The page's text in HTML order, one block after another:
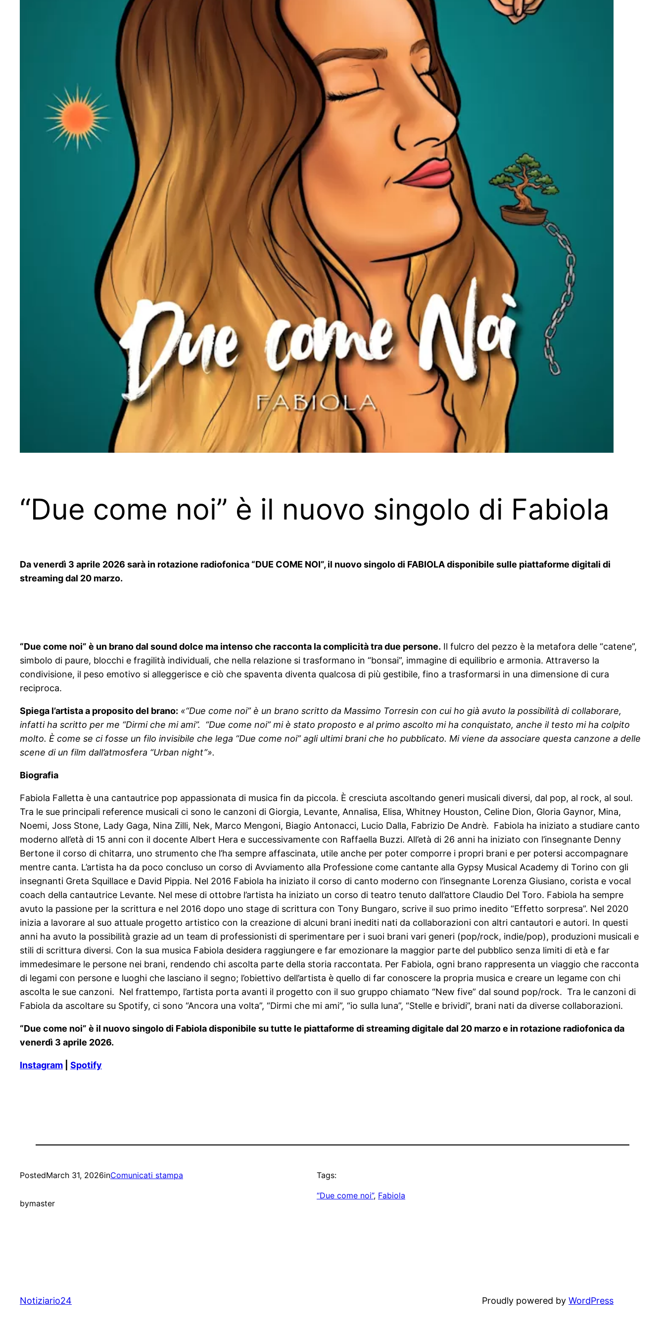
“Due come noi” è il nuovo singolo di Fabiola
Da venerdì 3 aprile 2026 sarà in rotazione radiofonica “DUE COME NOI”, il nuovo singolo di FABIOLA disponibile sulle piattaforme digitali di
streaming dal 20 marzo.
“Due come noi” è un brano dal sound dolce ma intenso che racconta la complicità tra due persone. Il fulcro del pezzo è la metafora delle “catene”,
simbolo di paure, blocchi e fragilità individuali, che nella relazione si trasformano in “bonsai”, immagine di equilibrio e armonia. Attraverso la
condivisione, il peso emotivo si alleggerisce e ciò che spaventa diventa qualcosa di più gestibile, fino a trasformarsi in una dimensione di cura
reciproca.
Spiega l’artista a proposito del brano: «“Due come noi” è un brano scritto da Massimo Torresin con cui ho già avuto la possibilità di collaborare,
infatti ha scritto per me “Dirmi che mi ami”. “Due come noi” mi è stato proposto e al primo ascolto mi ha conquistato, anche il testo mi ha colpito
molto. È come se ci fosse un filo invisibile che lega “Due come noi” agli ultimi brani che ho pubblicato. Mi viene da associare questa canzone a delle
scene di un film dall’atmosfera “Urban night”».
Biografia
Fabiola Falletta è una cantautrice pop appassionata di musica fin da piccola. È cresciuta ascoltando generi musicali diversi, dal pop, al rock, al soul.
Tra le sue principali reference musicali ci sono le canzoni di Giorgia, Levante, Annalisa, Elisa, Whitney Houston, Celine Dion, Gloria Gaynor, Mina,
Noemi, Joss Stone, Lady Gaga, Nina Zilli, Nek, Marco Mengoni, Biagio Antonacci, Lucio Dalla, Fabrizio De Andrè. Fabiola ha iniziato a studiare canto
moderno all’età di 15 anni con il docente Albert Hera e successivamente con Raffaella Buzzi. All’età di 26 anni ha iniziato con l’insegnante Denny
Bertone il corso di chitarra, uno strumento che l’ha sempre affascinata, utile anche per poter comporre i propri brani e per potersi accompagnare
mentre canta. L’artista ha da poco concluso un corso di Avviamento alla Professione come cantante alla Gypsy Musical Academy di Torino con gli
insegnanti Greta Squillace e David Pippia. Nel 2016 Fabiola ha iniziato il corso di canto moderno con l’insegnante Lorenza Giusiano, corista e vocal
coach della cantautrice Levante. Nel mese di ottobre l’artista ha iniziato un corso di teatro tenuto dall’attore Claudio Del Toro. Fabiola ha sempre
avuto la passione per la scrittura e nel 2016 dopo uno stage di scrittura con Tony Bungaro, scrive il suo primo inedito “Effetto sorpresa”. Nel 2020
inizia a lavorare al suo attuale progetto artistico con la creazione di alcuni brani inediti nati da collaborazioni con altri cantautori e autori. In questi
anni ha avuto la possibilità grazie ad un team di professionisti di sperimentare per i suoi brani vari generi (pop/rock, indie/pop), produzioni musicali e
stili di scrittura diversi. Con la sua musica Fabiola desidera raggiungere e far emozionare la maggior parte del pubblico senza limiti di età e far
immedesimare le persone nei brani, rendendo chi ascolta parte della storia raccontata. Per Fabiola, ogni brano rappresenta un viaggio che racconta
di legami con persone e luoghi che lasciano il segno; l’obiettivo dell’artista è quello di far conoscere la propria musica e creare un legame con chi
ascolta le sue canzoni. Nel frattempo, l’artista porta avanti il progetto con il suo gruppo chiamato “New five” dal sound pop/rock. Tra le canzoni di
Fabiola da ascoltare su Spotify, ci sono “Ancora una volta”, “Dirmi che mi ami”, “io sulla luna”, “Stelle e brividi”, brani nati da diverse collaborazioni.
“Due come noi” è il nuovo singolo di Fabiola disponibile su tutte le piattaforme di streaming digitale dal 20 marzo e in rotazione radiofonica da
venerdì 3 aprile 2026.
Instagram Spotify
PostedMarch 31, 2026inComunicati stampa
bymaster
Tags:
“Due come noi”, Fabiola
Notiziario24 Proudly powered by WordPress